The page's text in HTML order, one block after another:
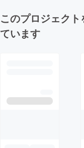
このプロジェク
ています